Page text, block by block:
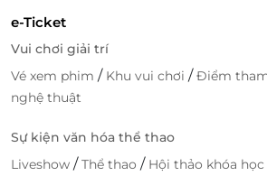
Không gian của Thai Market
ấm cúng và gần gũi, mang đến
một góc nhỏ của Thái Lan. Nhân
tình và chu đáo, sẵn sàng giới
e-Ticket
Vui chơi giải trí
Vé xem phim / Khu vui chơi /Điểm
nghệ thuật
Sự kiện văn hóa thể thao
Liveshow /Thể thao / Hội thảo khóa học